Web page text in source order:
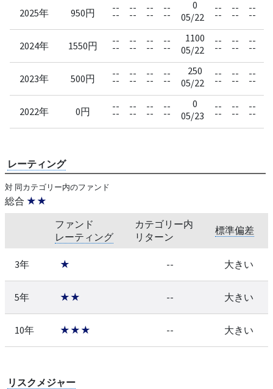
2025年 950円 --
--
--
--
--
--
--
--
0
05/22
--
--
--
--
--
--
2024年 1550円 --
--
--
--
--
--
--
--
1100
05/22
--
--
--
--
--
--
2023年 500円 --
--
--
--
--
--
--
--
250
05/22
--
--
--
--
--
--
2022年 0円 --
--
--
--
--
--
--
--
0
05/23
--
--
--
--
--
--
レーティング
対 同カテゴリー内のファンド
総合 ★★
ファンド
レーティング
カテゴリー内
リターン
標準偏差
3年 ★ -- 大きい
5年 ★★ -- 大きい
10年 ★★★ -- 大きい
リスクメジャー